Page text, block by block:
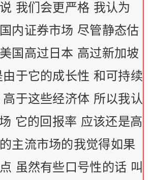
我们会更严格 我认为
内证券市场 尽管静态估
国高过日本 高过新加坡
于它的成长性 和可持续
于这些经济体 所以我认
它的回报率 应该还是高
主流市场的我觉得如果
虽然有些口号性的话 叫